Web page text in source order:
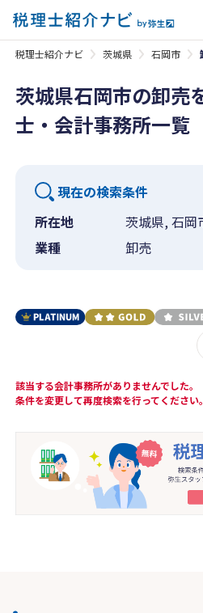
税理士紹介ナビ 茨城県 石岡市
茨城県石岡市の卸売
士・会計事務所一覧
現在の検索条件
所在地
茨城県, 石岡
業種
卸売
該当する会計事務所がありませんでした。
条件を変更して再度検索を行ってください。